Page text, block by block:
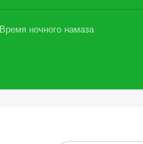
Время ночного намаза